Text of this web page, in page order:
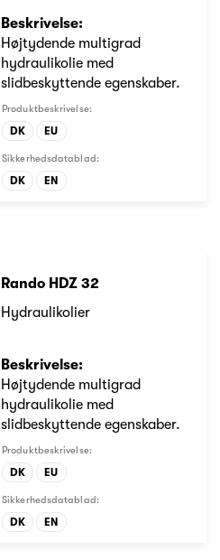
Beskrivelse:
Højtydende multigrad
hydraulikolie med
slidbeskyttende egenskaber.
Produktbeskrivelse:
DK EU
Sikkerhedsdatablad:
DK EN
Rando HDZ 32
Hydraulikolier
Beskrivelse:
Højtydende multigrad
hydraulikolie med
slidbeskyttende egenskaber.
Produktbeskrivelse:
DK EU
Sikkerhedsdatablad:
DK EN